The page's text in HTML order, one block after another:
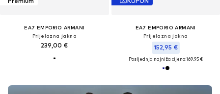
EA7 EMPORIO ARMANI
Prijelazna jakna
239,00 €
EA7 EMPORIO ARMANI
Prijelazna jakna
152,95 €
Posljednja najniža cijena:169,95 €